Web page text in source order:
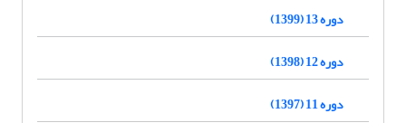
دوره 13 (1399)
دوره 12 (1398)
دوره 11 (1397)